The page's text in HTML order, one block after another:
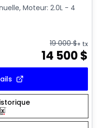
Moteur: 2.0L - 4
19 000$+ tx
14 500$